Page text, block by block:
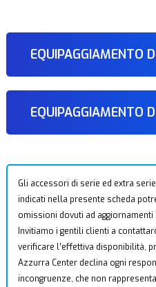
EQUIPAGGIAMENTO
EQUIPAGGIAMENTO
Gli accessori di serie ed extra
indicati nella presente scheda
omissioni dovuti ad
Invitiamo i gentili clienti a
verificare l’effettiva disponibilità,
Azzurra Center declina ogni
incongruenze, che non